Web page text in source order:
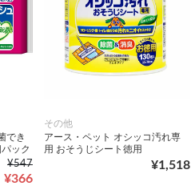
でき
ック
¥547
¥366
その他
アース・ペット オシッコ汚れ専
用 おそうじシート徳用
¥1,518